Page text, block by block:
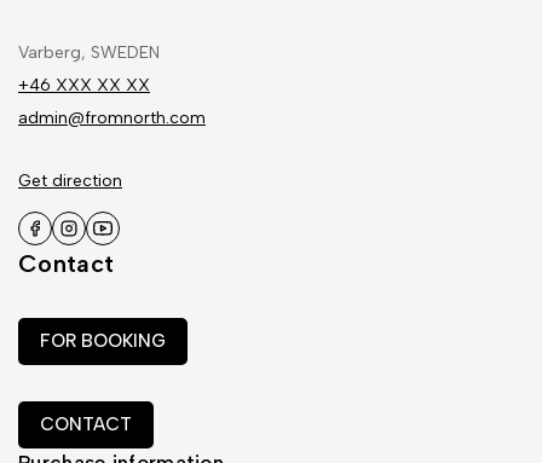
Varberg, SWEDEN
+46 XXX XX XX
admin@fromnorth.com
Get direction
Contact
FOR BOOKING
CONTACT